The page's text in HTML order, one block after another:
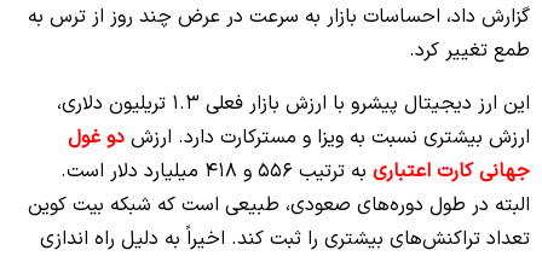
گزارش داد، احساسات بازار به سرعت در عرض چند روز از ترس به
طمع تغییر کرد.
این ارز دیجیتال پیشرو با ارزش بازار فعلی 1.3 تریلیون دلاری،
ارزش بیشتری نسبت به ویزا و مسترکارت دارد. ارزش دو غول
جهانی کارت اعتباری به ترتیب 556 و 418 میلیارد دلار است.
البته در طول دوره‌های صعودی، طبیعی است که شبکه بیت کوین
تعداد تراکنش‌های بیشتری را ثبت کند. اخیراً به دلیل راه اندازی